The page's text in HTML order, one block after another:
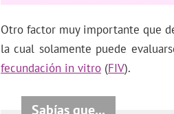
Otro factor muy importante que
la cual solamente puede
fecundación in vitro (FIV).